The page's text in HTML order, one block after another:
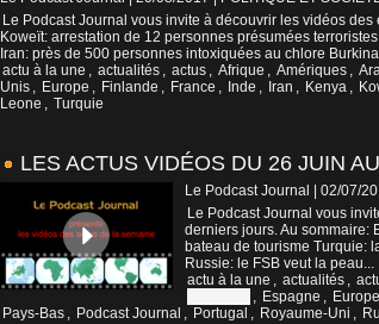
Le Podcast Journal vous invite à découvrir les vidéos
Koweït: arrestation de 12 personnes présumées
Iran: près de 500 personnes intoxiquées au chlore
actu à la une , actualités , actus , Afrique , Amériques ,
Unis , Europe , Finlande , France , Inde , Iran , Kenya ,
Leone , Turquie
LES ACTUS VIDÉOS DU 26 JUIN
Le Podcast Journal | 02/07/
Le Podcast Journal vous
derniers jours. Au sommaire:
bateau de tourisme Turquie:
Russie: le FSB veut la peau...
actu à la une , actualités ,
, Espagne , Europe
Pays-Bas , Podcast Journal , Portugal , Royaume-Uni ,